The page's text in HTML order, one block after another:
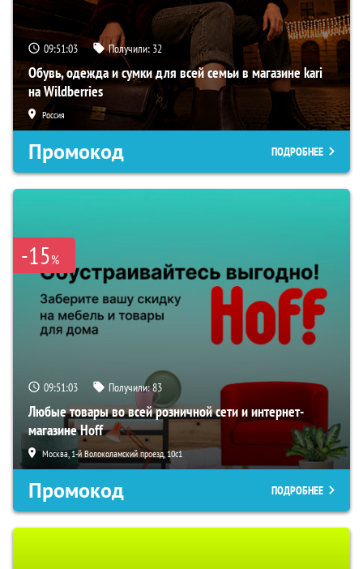
09:51:02 Получили: 32
Обувь, одежда и сумки для всей семьи в магазине kari
на Wildberries
Россия
Промокод ПОДРОБНЕЕ
-15%
09:51:02 Получили:83
Любые товары во всей розничной сети и интернет-
магазине Hoff
Москва, 1-й Волоколамский проезд, 10с1
Промокод ПОДРОБНЕЕ